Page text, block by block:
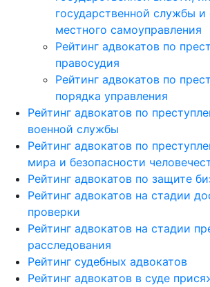
государственной службы
местного самоуправления
Рейтинг адвокатов по
правосудия
Рейтинг адвокатов по
порядка управления
Рейтинг адвокатов по
военной службы
Рейтинг адвокатов по
мира и безопасности
Рейтинг адвокатов по защите
Рейтинг адвокатов на стадии
проверки
Рейтинг адвокатов на стадии
расследования
Рейтинг судебных адвокатов
Рейтинг адвокатов в суде